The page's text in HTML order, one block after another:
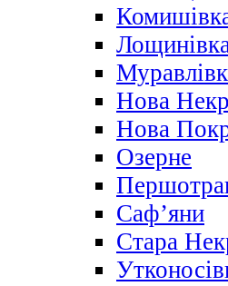
Нова
Нова
Озерне
Саф’яни
Стара